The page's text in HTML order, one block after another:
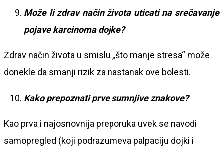
Može lizdrav način života uticati na srečavanje
pojave karcinoma dojke?
Zdrav način života u smislu „što manje stresa“ može
donekle da smanji rizik za nastanak ove bolesti.
Kako prepoznati prve sumnjive znakove?
Kao prva i najosnovnija preporuka uvek se navodi
samopregled (koji podrazumeva palpaciju dojki i